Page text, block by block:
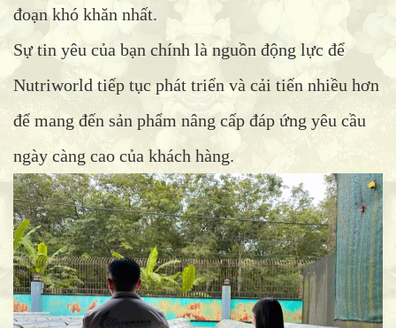
đoạn khó khăn nhất.
Sự tin yêu của bạn chính là nguồn động lực để
Nutriworld tiếp tục phát triển và cải tiến nhiều hơn
để mang đến sản phẩm nâng cấp đáp ứng yêu cầu
ngày càng cao của khách hàng.